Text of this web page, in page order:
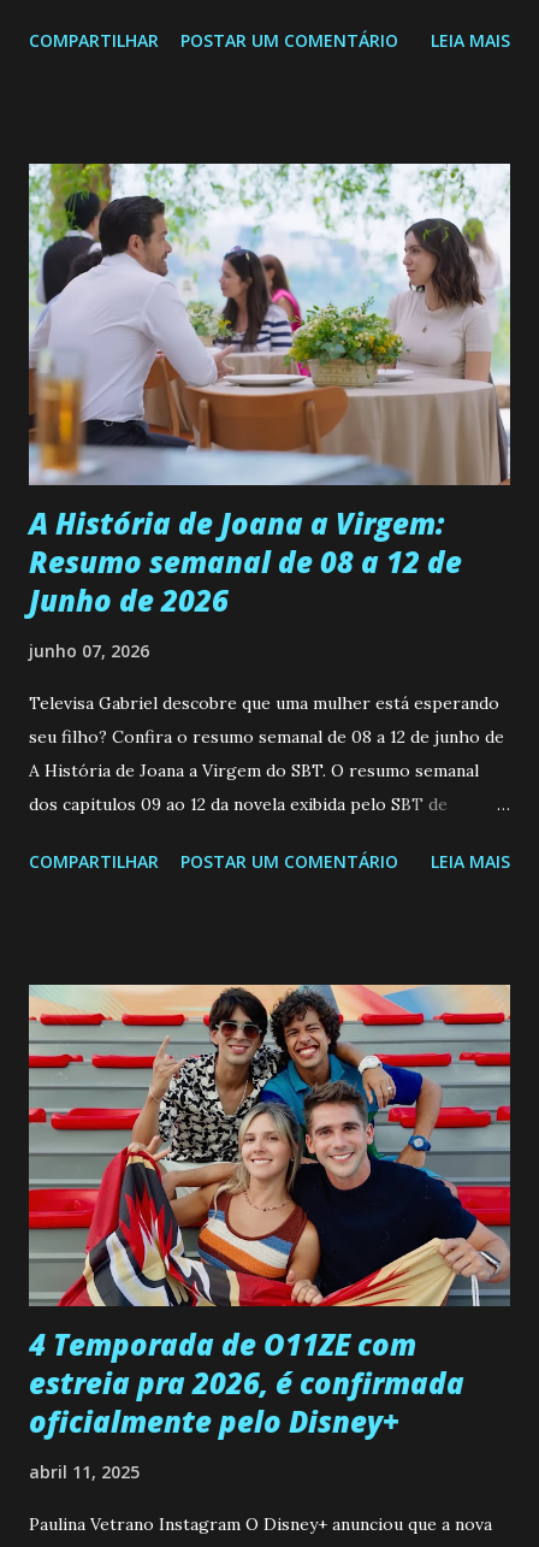
de 25/05/26 a 31/05/26 JOANA GUADALUPE (Camila
permanecer virgem até encontrar o homem que realmente
ama, o que não é fácil, já que dedica todas as suas energias a
se aprimorar, trabalhando, estudando e se orgulhando de
ser a primeira mulher da família a ingressar na
universidade. Ela tem uma personalidade muito alegre, é
muito madura para a idade, determinada, criativa e
empática. Detesta injustiças e é uma ótima amiga. Pode ser
teimosa e muito persistente quando decide fazer algo.
Durante um exame ginecológico, ela é inseminada por eng...
COMPARTILHAR POSTAR UM COMENTÁRIO LEIA MAIS
A História de Joana a Virgem:
Resumo semanal de 08 a 12 de
Junho de 2026
junho 07, 2026
Televisa Gabriel descobre que uma mulher está esperando
seu filho? Confira o resumo semanal de 08 a 12 de junho de
A História de Joana a Virgem do SBT. O resumo semanal
dos capitulos 09 ao 12 da novela exibida pelo SBT de
a Programação Semanal do SBT de 08/06/26 a 14/06/26
confessa a Gabriel que ele demonstrou ser o tipo de
pessoa que ela tanto desejou durante toda a vida. Camila
entra no quarto de Gabriel e imagina como seria o
encontro deles, quando conseguir seduzi-lo. Manuel avisa a
Paula sobre a suposta infidelidade de Gabriel com Joana.
Rogerio consegue se livrar de todas as suspeitas pelo
desaparecimento de Francisco, apontando que ele poderia
ter sido vítima da fúria de Gabriel. Artur informa a Gabriel
que a clínica inseminou por engano outra paciente, que está
...
COMPARTILHAR POSTAR UM COMENTÁRIO LEIA MAIS
4 Temporada de O11ZE com
estreia pra 2026, é confirmada
oficialmente pelo Disney+
abril 11, 2025
Paulina Vetrano Instagram O Disney+ anunciou que a nova